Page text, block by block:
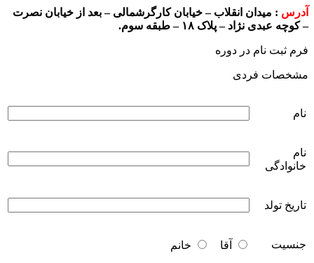
آدرس : میدان انقلاب – خیابان کارگرشمالی – بعد از خیابان نصرت
– کوچه عبدی نژاد – پلاک ۱۸ – طبقه سوم.
فرم ثبت نام در دوره
مشخصات فردی
نام
نام
خانوادگی
تاریخ تولد
جنسیت آقا خانم